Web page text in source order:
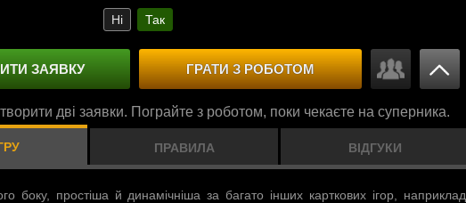
Ні Так
ЗАЯВКУ ГРАТИ З РОБОТОМ
дві заявки. Пограйте з роботом, поки чекаєте на суперника.
ПРАВИЛА ВІДГУКИ
боку, простіша й динамічніша за багато інших карткових ігор, наприклад,